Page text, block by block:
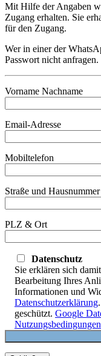
Mit Hilfe der Angaben
Zugang erhalten. Sie
für den Zugang.
Wer in einer der
Passwort nicht
Vorname Nachname
Email-Adresse
Mobiltelefon
Straße und Hausnummer
PLZ & Ort
Datenschutz
Sie erklären sich
Bearbeitung Ihres
Informationen und
Datenschutzerklärung
geschützt. Google
Nutzungsbedingungen